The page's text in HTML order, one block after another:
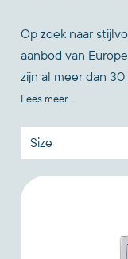
Op zoek naar
aanbod van
zijn al meer dan
Lees meer...